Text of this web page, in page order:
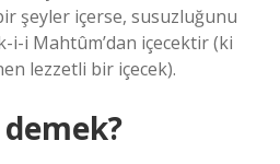
şeyler içerse, susuzluğunu
i-i Mahtûm’dan içecektir (ki
lezzetli bir içecek).